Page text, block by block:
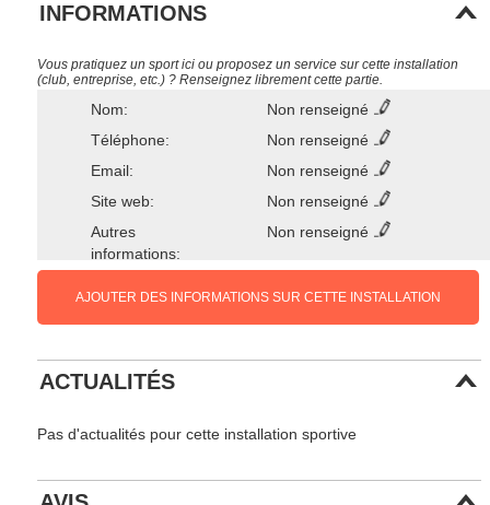
INFORMATIONS
Vous pratiquez un sport ici ou proposez un service sur cette installation
(club, entreprise, etc.) ? Renseignez librement cette partie.
Nom:
Non renseigné
Téléphone:
Non renseigné
Email:
Non renseigné
Site web:
Non renseigné
Autres
informations:
Non renseigné
AJOUTER DES INFORMATIONS SUR CETTE INSTALLATION
ACTUALITÉS
Pas d'actualités pour cette installation sportive